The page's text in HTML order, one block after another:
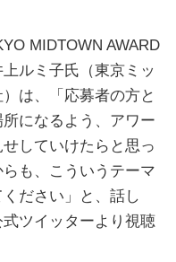
MIDTOWN AWARD
ルミ子氏（東京ミッ
は、「応募者の方と
になるよう、アワー
していけたらと思っ
も、こういうテーマ
ださい」と、話し
ツイッターより視聴